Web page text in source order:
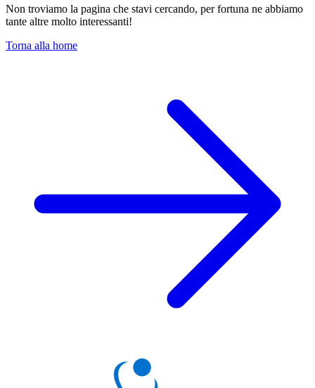
Non troviamo la pagina che stavi cercando, per fortuna ne abbiamo
tante altre molto interessanti!
Torna alla home